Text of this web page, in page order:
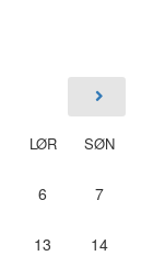
LØR SØN
6 7
13 14